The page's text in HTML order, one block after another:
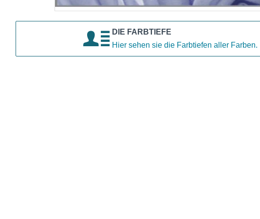
DIE FARBTIEFE
Hier sehen sie die Farbtiefen aller Farben.